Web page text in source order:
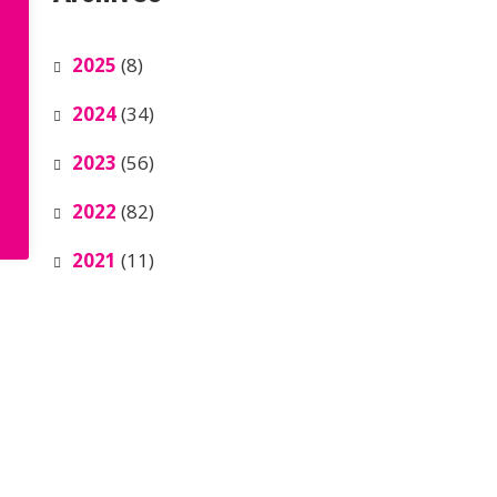
2025 (8)
2024(34)
2023 (56)
2022 (82)
2021 (11)